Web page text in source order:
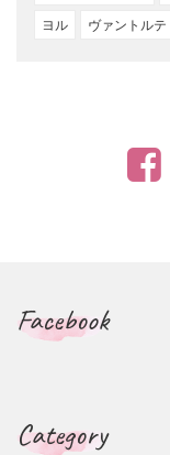
ヨル ヴァントルテ
Facebook
Category